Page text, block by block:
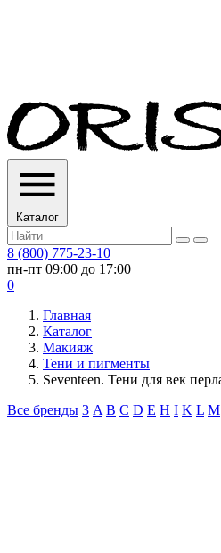
Каталог
8 (800) 775-23-10
пн-пт 09:00 до 17:00
0
Главная
Каталог
Макияж
Тени и пигменты
Seventeen. Тени для век
Все бренды 3 A B C D E H I K L M